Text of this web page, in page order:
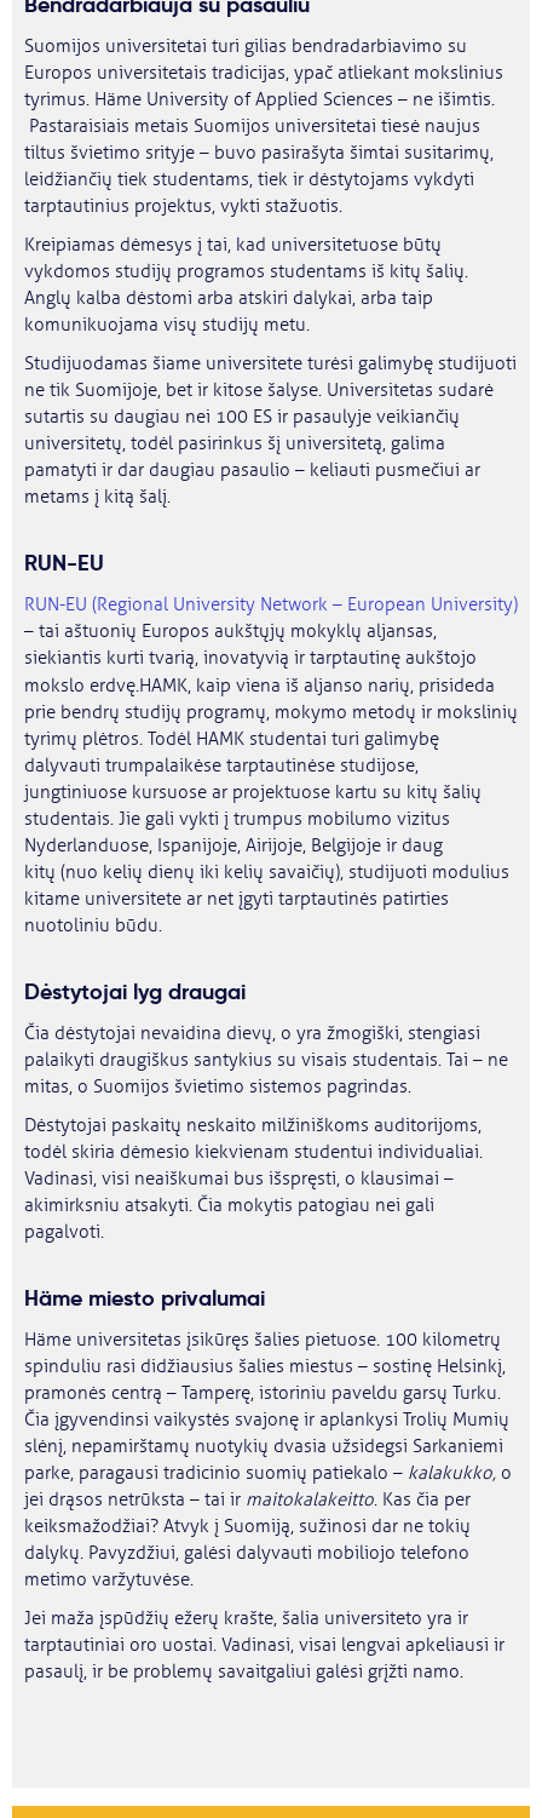
Suomijos universitetai turi gilias bendradarbiavimo su
Europos universitetais tradicijas, ypač atliekant mokslinius
tyrimus. Häme University of Applied Sciences – ne išimtis.
Pastaraisiais metais Suomijos universitetai tiesė naujus
tiltus švietimo srityje – buvo pasirašyta šimtai susitarimų,
leidžiančių tiek studentams, tiek ir dėstytojams vykdyti
tarptautinius projektus, vykti stažuotis.
Kreipiamas dėmesys į tai, kad universitetuose būtų
vykdomos studijų programos studentams iš kitų šalių.
Anglų kalba dėstomi arba atskiri dalykai, arba taip
komunikuojama visų studijų metu.
Studijuodamas šiame universitete turėsi galimybę studijuoti
ne tik Suomijoje, bet ir kitose šalyse. Universitetas sudarė
sutartis su daugiau nei 100 ES ir pasaulyje veikiančių
universitetų, todėl pasirinkus šį universitetą, galima
pamatyti ir dar daugiau pasaulio – keliauti pusmečiui ar
metams į kitą šalį.
RUN-EU
RUN-EU (Regional University Network – European University)
– tai aštuonių Europos aukštųjų mokyklų aljansas,
siekiantis kurti tvarią, inovatyvią ir tarptautinę aukštojo
mokslo erdvę.HAMK, kaip viena iš aljanso narių, prisideda
prie bendrų studijų programų, mokymo metodų ir mokslinių
tyrimų plėtros. Todėl HAMK studentai turi galimybę
dalyvauti trumpalaikėse tarptautinėse studijose,
jungtiniuose kursuose ar projektuose kartu su kitų šalių
studentais. Jie gali vykti į trumpus mobilumo vizitus
Nyderlanduose, Ispanijoje, Airijoje, Belgijoje ir daug
kitų (nuo kelių dienų iki kelių savaičių), studijuoti modulius
kitame universitete ar net įgyti tarptautinės patirties
nuotoliniu būdu.
Dėstytojai lyg draugai
Čia dėstytojai nevaidina dievų, o yra žmogiški, stengiasi
palaikyti draugiškus santykius su visais studentais. Tai – ne
mitas, o Suomijos švietimo sistemos pagrindas.
Dėstytojai paskaitų neskaito milžiniškoms auditorijoms,
todėl skiria dėmesio kiekvienam studentui individualiai.
Vadinasi, visi neaiškumai bus išspręsti, o klausimai –
akimirksniu atsakyti. Čia mokytis patogiau nei gali
pagalvoti.
Häme miesto privalumai
Häme universitetas įsikūręs šalies pietuose. 100 kilometrų
spinduliu rasi didžiausius šalies miestus – sostinę Helsinkį,
pramonės centrą – Tamperę, istoriniu paveldu garsų Turku.
Čia įgyvendinsi vaikystės svajonę ir aplankysi Trolių Mumių
slėnį, nepamirštamų nuotykių dvasia užsidegsi Sarkaniemi
parke, paragausi tradicinio suomių patiekalo – kalakukko, o
jei drąsos netrūksta – tai ir maitokalakeitto. Kas čia per
keiksmažodžiai? Atvyk į Suomiją, sužinosi dar ne tokių
dalykų. Pavyzdžiui, galėsi dalyvauti mobiliojo telefono
metimo varžytuvėse.
Jei maža įspūdžių ežerų krašte, šalia universiteto yra ir
tarptautiniai oro uostai. Vadinasi, visai lengvai apkeliausi ir
pasaulį, ir be problemų savaitgaliui galėsi grįžti namo.